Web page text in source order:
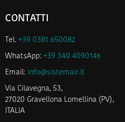
CONTATTI
Tel. +39 0381 650082
WhatsApp: +39 340 4090146
Email: info@sistemair.it
Via Cilavegna, 53,
27020 Gravellona Lomellina (PV),
ITALIA